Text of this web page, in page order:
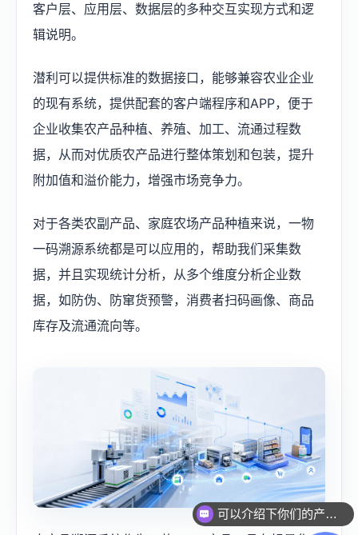
客户层、应用层、数据层的多种交互实现方式和逻
辑说明。
潜利可以提供标准的数据接口，能够兼容农业企业
的现有系统，提供配套的客户端程序和APP，便于
企业收集农产品种植、养殖、加工、流通过程数
据，从而对优质农产品进行整体策划和包装，提升
附加值和溢价能力，增强市场竞争力。
对于各类农副产品、家庭农场产品种植来说，一物
一码溯源系统都是可以应用的，帮助我们采集数
据，并且实现统计分析，从多个维度分析企业数
据，如防伪、防窜货预警，消费者扫码画像、商品
库存及流通流向等。
可以介绍下你们的产品么？